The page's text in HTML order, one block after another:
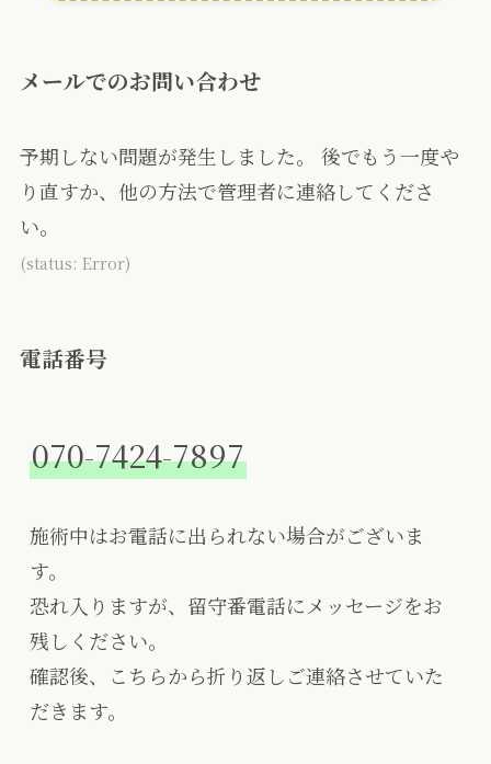
メールでのお問い合わせ
予期しない問題が発生しました。 後でもう一度や
り直すか、他の方法で管理者に連絡してくださ
い。
(status: Error)
電話番号
070-7424-7897
施術中はお電話に出られない場合がございま
す。
恐れ入りますが、留守番電話にメッセージをお
残しください。
確認後、こちらから折り返しご連絡させていた
だきます。